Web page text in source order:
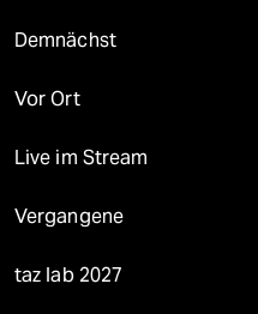
Demnächst
Vor Ort
Live im Stream
Vergangene
taz lab 2027